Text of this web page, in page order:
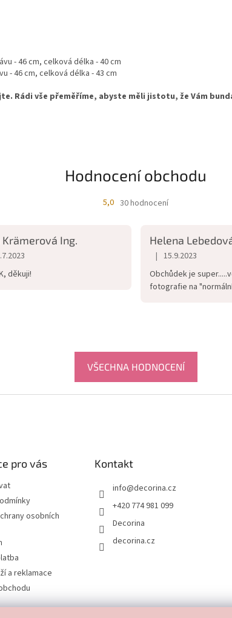
- 46 cm, celková délka - 40 cm
- 46 cm, celková délka - 43 cm
Rádi vše přeměříme, abyste měli jistotu, že Vám
Hodnocení obchodu
5,0 Průměrné
hvězdiček.
30 hodnocení
Krämerová Ing.
obchodu je 5 z 5 hvězdiček.
děkuji!
Helena
Hodnocení obchodu
| 15.9.2023
Obchůdek je
fotografie na
VŠECHNA HODNOCENÍ
pro vás
osobních
a reklamace
Kontakt
info@decorina.cz
+420 774 981 099
Decorina
decorina.cz